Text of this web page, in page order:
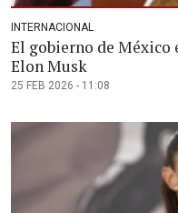
INTERNACIONAL
El gobierno de México
Elon Musk
25 FEB 2026 - 11:08